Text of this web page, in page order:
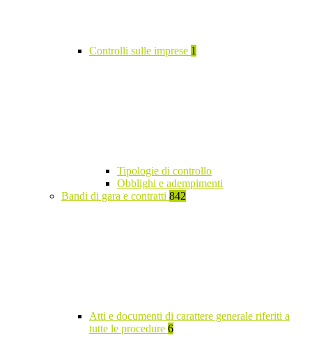
Controlli sulle imprese 1
Tipologie di controllo
Obblighi e adempimenti
Bandi di gara e contratti 842
Atti e documenti di carattere generale riferiti a
tutte le procedure 6